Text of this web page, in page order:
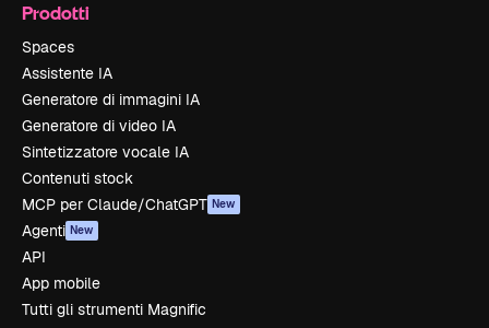
Prodotti
Spaces
Assistente IA
Generatore di immagini IA
Generatore di video IA
Sintetizzatore vocale IA
Contenuti stock
MCP per Claude/ChatGPT New
Agenti New
API
App mobile
Tutti gli strumenti Magnific